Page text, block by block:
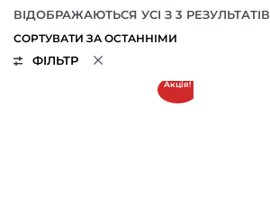
ВІДОБРАЖАЮТЬСЯ УСІ З 3 РЕЗУЛЬТАТІВ
ФІЛЬТР
Акція!